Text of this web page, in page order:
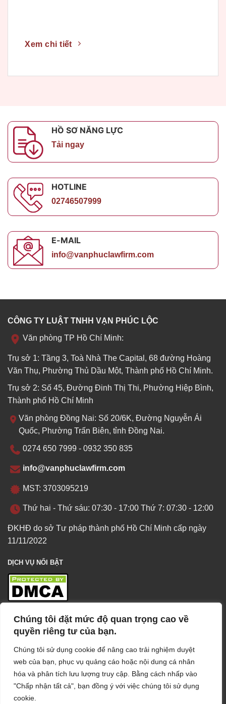
Chúng tôi đặt mức độ quan trọng cao về
quyền riêng tư của bạn.
Chúng tôi sử dụng cookie để nâng cao trải nghiệm duyệt
web của bạn, phục vụ quảng cáo hoặc nội dung cá nhân
hóa và phân tích lưu lượng truy cập. Bằng cách nhấp vào
"Chấp nhận tất cả", bạn đồng ý với việc chúng tôi sử dụng
cookie.
Xem chi tiết
HỒ SƠ NĂNG LỰC
Tải ngay
HOTLINE
02746507999
E-MAIL
info@vanphuclawfirm.com
CÔNG TY LUẬT TNHH VẠN PHÚC LỘC
Văn phòng TP Hồ Chí Minh:
Trụ sở 1: Tầng 3, Toà Nhà The Capital, 68 đường Hoàng
Văn Thụ, Phường Thủ Dầu Một, Thành phố Hồ Chí Minh.
Trụ sở 2: Số 45, Đường Đinh Thị Thi, Phường Hiệp Bình,
Thành phố Hồ Chí Minh
Văn phòng Đồng Nai: Số 20/6K, Đường Nguyễn Ái
Quốc, Phường Trấn Biên, tỉnh Đồng Nai.
0274 650 7999 - 0932 350 835
info@vanphuclawfirm.com
MST: 3703095219
Thứ hai - Thứ sáu: 07:30 - 17:00 Thứ 7: 07:30 - 12:00
ĐKHĐ do sở Tư pháp thành phố Hồ Chí Minh cấp ngày
11/11/2022
DỊCH VỤ NỔI BẬT
TÌM HIỂU VỀ VPL